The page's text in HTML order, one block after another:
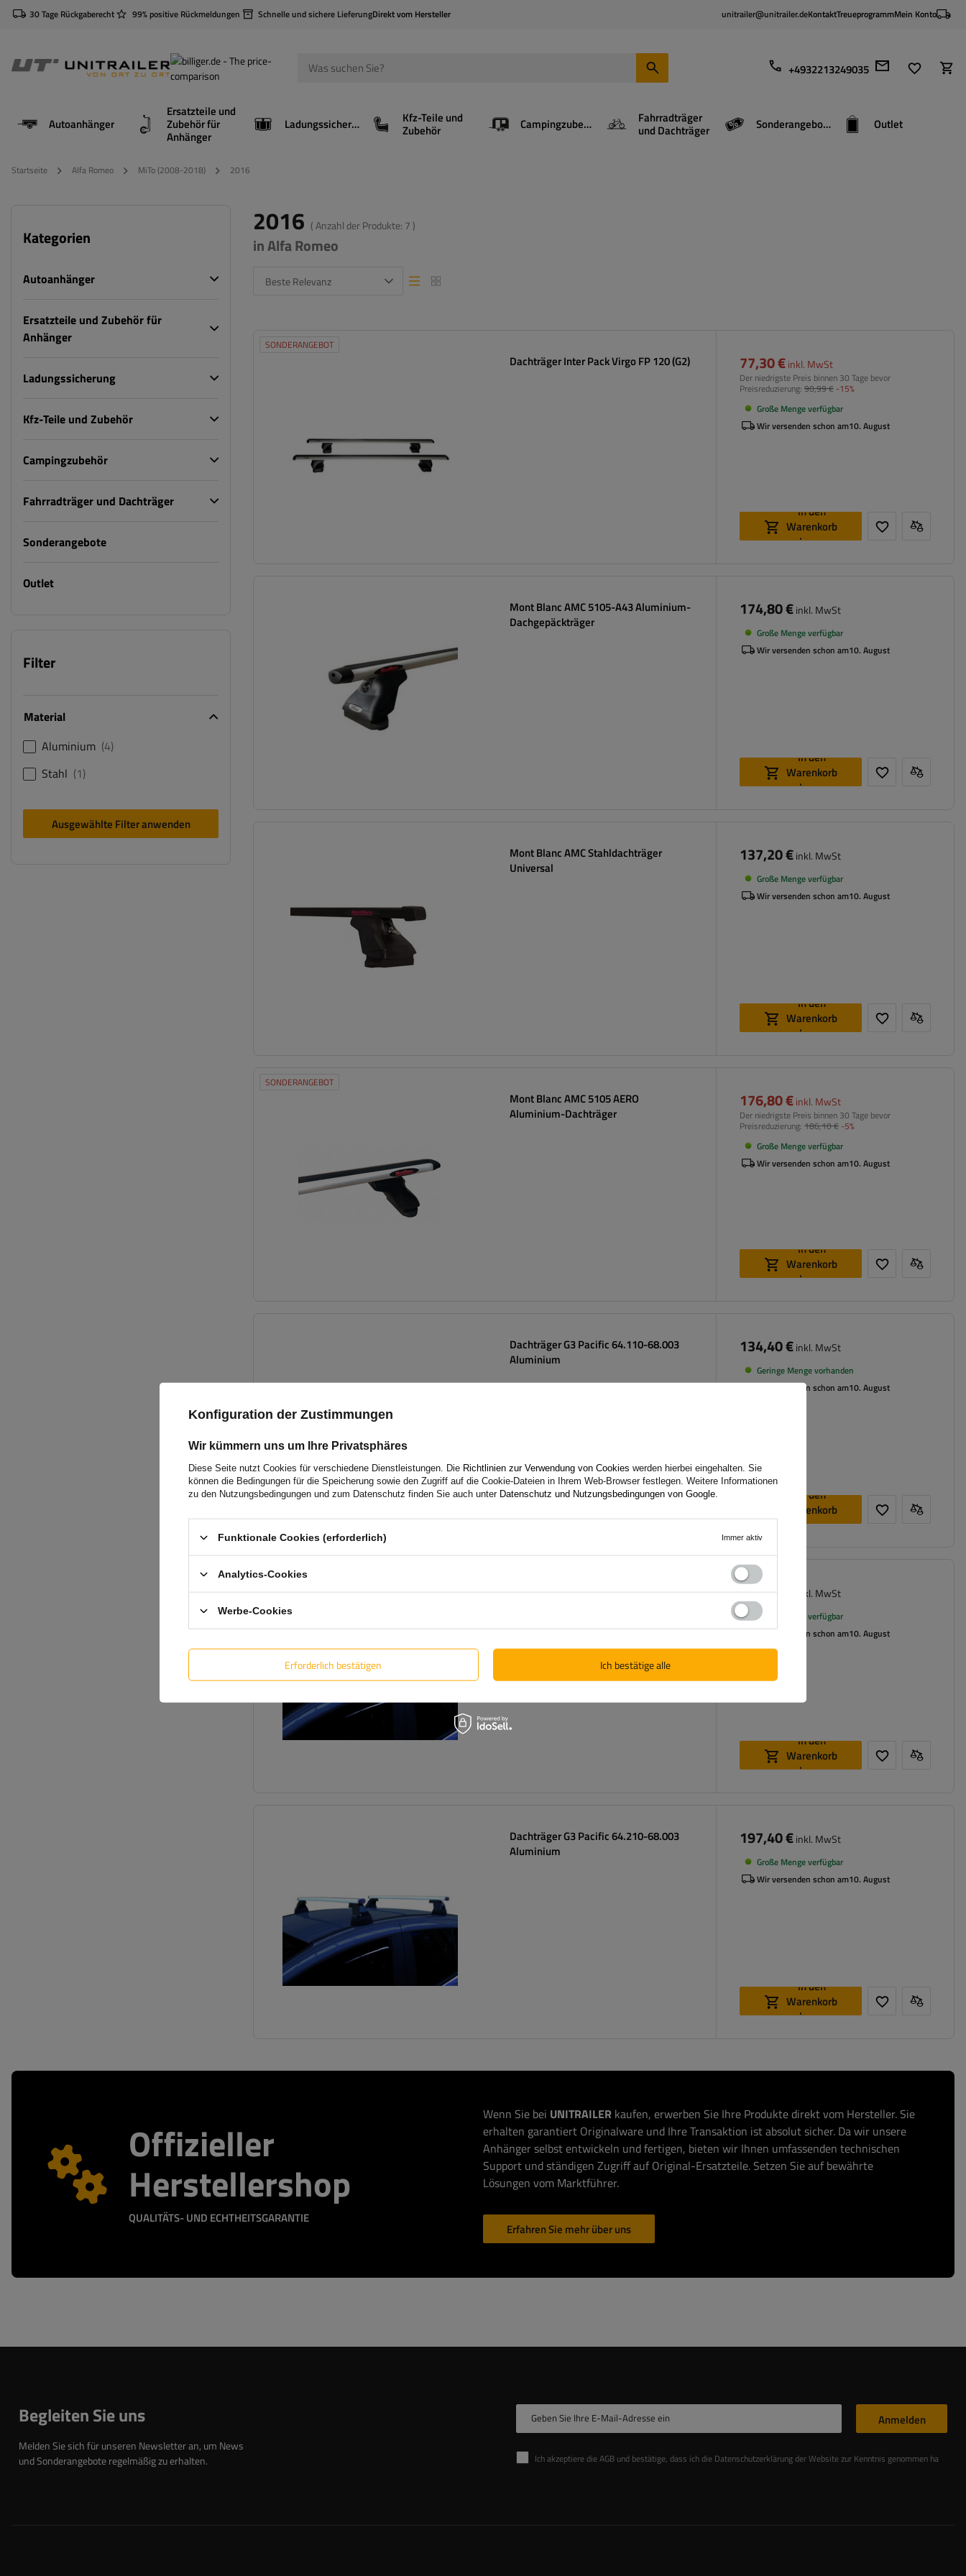
30 Tage Rückgaberecht 99% positive Rückmeldungen Schnelle und sichere LieferungDirekt vom Hersteller unitrailer@unitrailer.deKontaktTreueprogrammMein Konto
+4932213249035
Autoanhänger
Ersatzteile und
Zubehör für
Anhänger
Ladungssicherung Kfz-Teile und
Zubehör Campingzubehör Fahrradträger
und Dachträger Sonderangebote Outlet
Startseite Alfa Romeo MiTo (2008-2018) 2016
Kategorien
Autoanhänger
Ersatzteile und Zubehör für
Anhänger
Ladungssicherung
Kfz-Teile und Zubehör
Campingzubehör
Fahrradträger und Dachträger
Sonderangebote
Outlet
Filter
Material
Aluminium 4
Stahl
1
Ausgewählte Filter anwenden
2016 ( Anzahl der Produkte: 7 )
in Alfa Romeo
Beste Relevanz Listenansicht
Listenansicht
SONDERANGEBOT
Dachträger Inter Pack Virgo FP 120 (G2) 77,30 €inkl. MwSt
Der niedrigste Preis binnen 30 Tage bevor
Preisreduzierung: 90,99 € -15%
Große Menge verfügbar
Wir versenden schon am10. August
In den
Warenkorb
legen
Mont Blanc AMC 5105-A43 Aluminium-
Dachgepäckträger
174,80 €inkl. MwSt
Große Menge verfügbar
Wir versenden schon am10. August
In den
Warenkorb
legen
Mont Blanc AMC Stahldachträger
Universal
137,20 €inkl. MwSt
Große Menge verfügbar
Wir versenden schon am10. August
In den
Warenkorb
legen
SONDERANGEBOT
Mont Blanc AMC 5105 AERO
Aluminium-Dachträger
176,80 €inkl. MwSt
Der niedrigste Preis binnen 30 Tage bevor
Preisreduzierung: 186,10 € -5%
Große Menge verfügbar
Wir versenden schon am10. August
In den
Warenkorb
legen
Dachträger G3 Pacific 64.110-68.003
Aluminium
134,40 €inkl. MwSt
Geringe Menge vorhanden
Wir versenden schon am10. August
In den
Warenkorb
legen
125,00 € inkl. MwSt
Große Menge verfügbar
Wir versenden schon am10. August
In den
Warenkorb
legen
Dachträger G3 Pacific 64.210-68.003
Aluminium
197,40 €inkl. MwSt
Große Menge verfügbar
Wir versenden schon am10. August
In den
Warenkorb
legen
Offizieller
Herstellershop
QUALITÄTS- UND ECHTHEITSGARANTIE
Wenn Sie bei UNITRAILER kaufen, erwerben Sie Ihre Produkte direkt vom Hersteller. Sie
erhalten garantiert Originalware und Ihre Transaktion ist absolut sicher. Da wir unsere
Anhänger selbst entwickeln und fertigen, bieten wir Ihnen umfassenden technischen
Support und ständigen Zugriff auf Original-Ersatzteile. Setzen Sie auf bewährte
Lösungen vom Marktführer.
Erfahren Sie mehr über uns
Begleiten Sie uns
Melden Sie sich für unseren Newsletter an, um News
und Sonderangebote regelmäßig zu erhalten.
Geben Sie Ihre E-Mail-Adresse ein
Ich akzeptiere die AGB und bestätige, dass ich die Datenschutzerklärung der Website zur Kenntnis genommen habe
Anmelden
Konfiguration der Zustimmungen
Wir kümmern uns um Ihre Privatsphäres
Diese Seite nutzt Cookies für verschiedene Dienstleistungen. Die Richtlinien zur Verwendung von Cookies werden hierbei eingehalten. Sie
können die Bedingungen für die Speicherung sowie den Zugriff auf die Cookie-Dateien in Ihrem Web-Browser festlegen. Weitere Informationen
zu den Nutzungsbedingungen und zum Datenschutz finden Sie auch unter Datenschutz und Nutzungsbedingungen von Google
Funktionale Cookies (erforderlich) Immer aktiv
Analytics-Cookies
Werbe-Cookies
Erforderlich bestätigen Ich bestätige alle